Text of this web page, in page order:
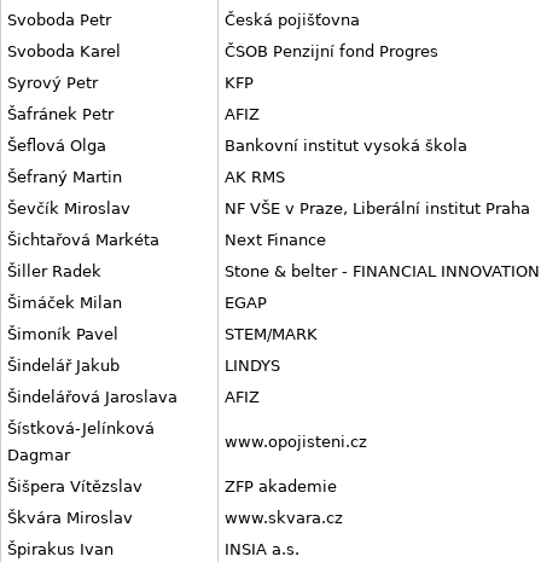
Svoboda Petr
Česká pojišťovna
Svoboda Karel
ČSOB Penzijní fond Progres
Syrový Petr
KFP
Šafránek Petr
AFIZ
Šeflová Olga
Bankovní institut vysoká škola
Šefraný Martin
AK RMS
Ševčík Miroslav
NF VŠE v Praze, Liberální institut Praha
Šichtařová Markéta
Next Finance
Šiller Radek
Stone & belter - FINANCIAL INNOVATION
Šimáček Milan
EGAP
Šimoník Pavel
STEM/MARK
Šindelář Jakub
LINDYS
Šindelářová Jaroslava
AFIZ
Šístková-Jelínková
Dagmar
www.opojisteni.cz
Šišpera Vítězslav
ZFP akademie
Škvára Miroslav
www.skvara.cz
Špirakus Ivan
INSIA a.s.